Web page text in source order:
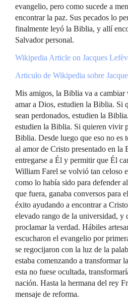
evangelio, pero como sucede a
encontrar la paz. Sus pecados lo
finalmente leyó la Biblia, y allí
Salvador personal.
Wikipedia Article on Jacques
Articulo de Wikipedia sobre
Mis amigos, la Biblia va a cambiar
amar a Dios, estudien la Biblia. Si
sean perdonados, estudien la
estudien la Biblia. Si quieren vivir
Biblia. Desde luego que eso no es
al amor de Cristo presentado en la
entregarse a Él y permitir que Él
William Farel se volvió tan celoso
como lo había sido para defender
que fuera, ganaba conversos para
éxito ayudando a encontrar a
elevado rango de la universidad, y
proclamar la verdad. Hábiles
escucharon el evangelio por
se regocijaron con la luz de la
estaba comenzando a transformar
esta no fuese ocultada,
nación. Hasta la hermana del rey
mensaje de reforma.